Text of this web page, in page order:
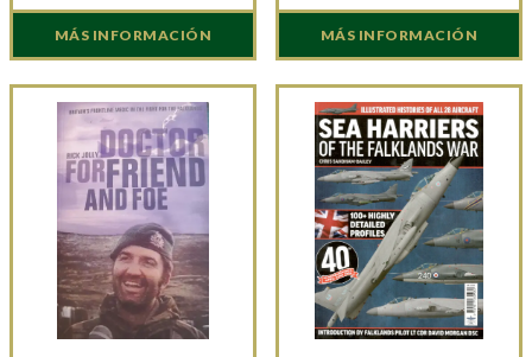
MÁS INFORMACIÓN MÁS INFORMACIÓN